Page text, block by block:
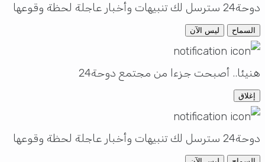
دوحة24 سترسل لك تنبيهات وأخبار عاجلة لحظة وقوعها
السماح ليس الآن
هنيئا.. أصبحت جزءا من مجتمع دوحة24
إغلاق
دوحة24 سترسل لك تنبيهات وأخبار عاجلة لحظة وقوعها